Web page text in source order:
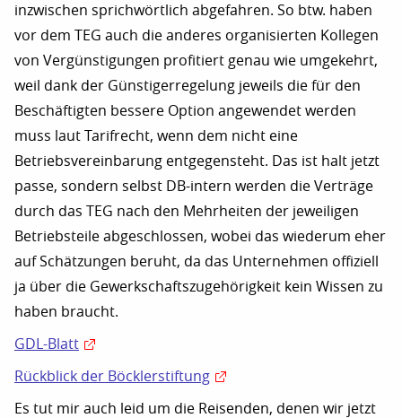
inzwischen sprichwörtlich abgefahren. So btw. haben
vor dem TEG auch die anderes organisierten Kollegen
von Vergünstigungen profitiert genau wie umgekehrt,
weil dank der Günstigerregelung jeweils die für den
Beschäftigten bessere Option angewendet werden
muss laut Tarifrecht, wenn dem nicht eine
Betriebsvereinbarung entgegensteht. Das ist halt jetzt
passe, sondern selbst DB-intern werden die Verträge
durch das TEG nach den Mehrheiten der jeweiligen
Betriebsteile abgeschlossen, wobei das wiederum eher
auf Schätzungen beruht, da das Unternehmen offiziell
ja über die Gewerkschaftszugehörigkeit kein Wissen zu
haben braucht.
GDL-Blatt
Rückblick der Böcklerstiftung
Es tut mir auch leid um die Reisenden, denen wir jetzt